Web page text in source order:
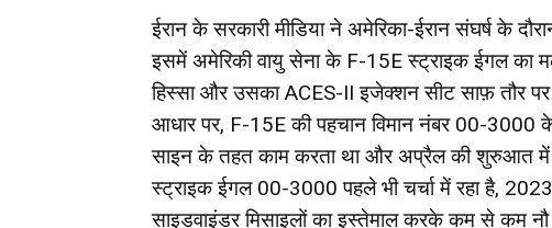
ईरान के सरकारी मीडिया ने अमेरिका-ईरान संघर्ष के
इसमें अमेरिकी वायु सेना के F-15E स्ट्राइक ईगल का
हिस्सा और उसका ACES-II इजेक्शन सीट साफ़ तौर पर
आधार पर, F-15E की पहचान विमान नंबर 00-3000
साइन के तहत काम करता था और अप्रैल की शुरुआत में
स्ट्राइक ईगल 00-3000 पहले भी चर्चा में रहा है,
साइडवाइंडर मिसाइलों का इस्तेमाल करके कम से कम नौ